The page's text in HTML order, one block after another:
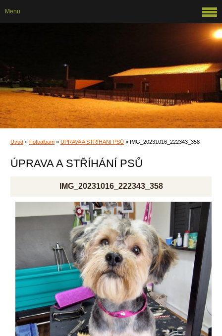
Úvod » Fotoalbum » ÚPRAVA A STŘÍHÁNÍ PSŮ » IMG_20231016_222343_358
ÚPRAVA A STŘÍHÁNÍ PSŮ
IMG_20231016_222343_358
Menu